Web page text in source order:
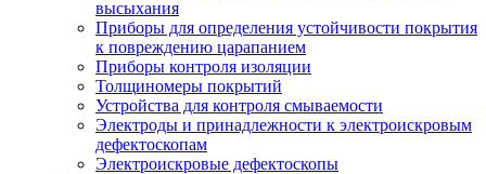
высыхания
Приборы для определения устойчивости покрытия
к повреждению царапанием
Приборы контроля изоляции
Толщиномеры покрытий
Устройства для контроля смываемости
Электроды и принадлежности к электроискровым
дефектоскопам
Электроискровые дефектоскопы